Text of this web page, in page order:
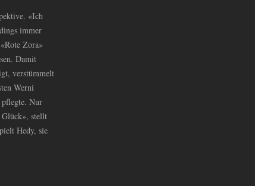
«Ich
immer
Zora»
Damit
verstümmelt
Werni
pflegte. Nur
stellt
Hedy, sie